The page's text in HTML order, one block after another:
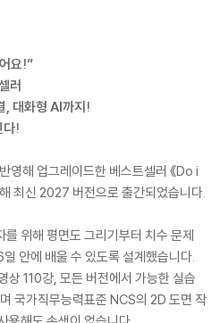
요!”
러
, 대화형 AI까지!
다!
영해 업그레이드한 베스트셀러 《Do i
최신 2027 버전으로 출간되었습니다.
위해 평면도 그리기부터 치수 문제
안에 배울 수 있도록 설계했습니다.
상 110강, 모든 버전에서 가능한 실습
국가직무능력표준 NCS의 2D 도면 작